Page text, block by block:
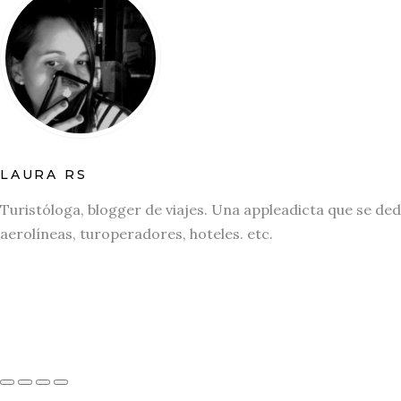
LAURA RS
Turistóloga, blogger de viajes. Una appleadicta que se
aerolíneas, turoperadores, hoteles. etc.